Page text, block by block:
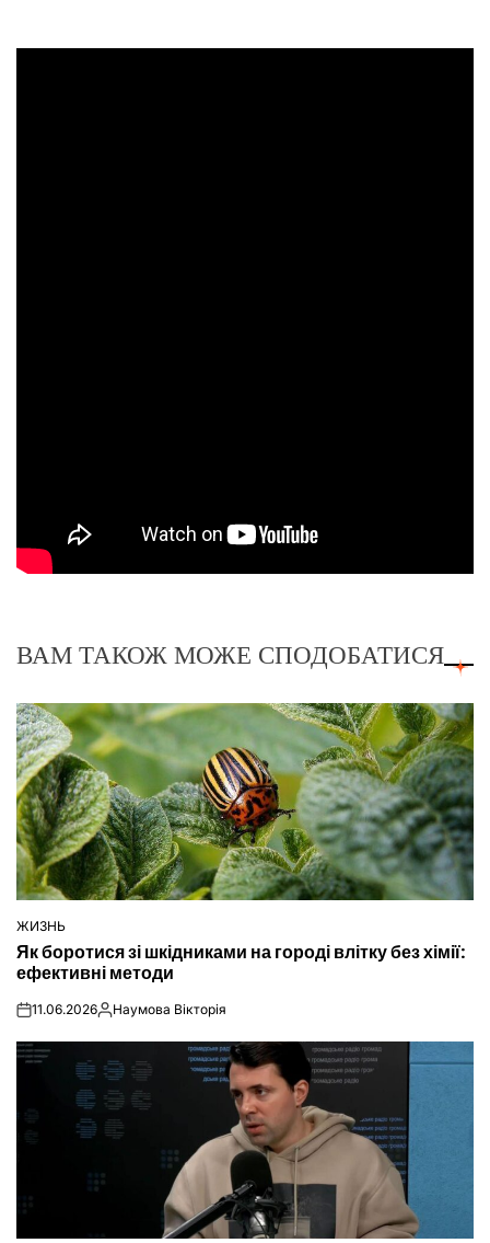
ВАМ ТАКОЖ МОЖЕ СПОДОБАТИСЯ
ОПУБЛІКУВАТИ
У
ЖИЗНЬ
Як боротися зі шкідниками на городі влітку без хімії:
ефективні методи
on11.06.2026Опубліковано
Наумова Вікторія